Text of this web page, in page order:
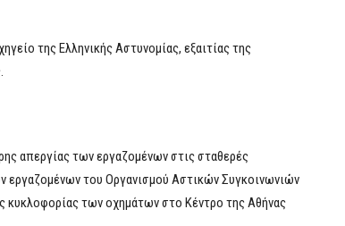
της Ελληνικής Αστυνομίας, εξαιτίας της
απεργίας των εργαζομένων στις σταθερές
εργαζομένων του Οργανισμού Αστικών Συγκοινωνιών
κυκλοφορίας των οχημάτων στο Κέντρο της Αθήνας